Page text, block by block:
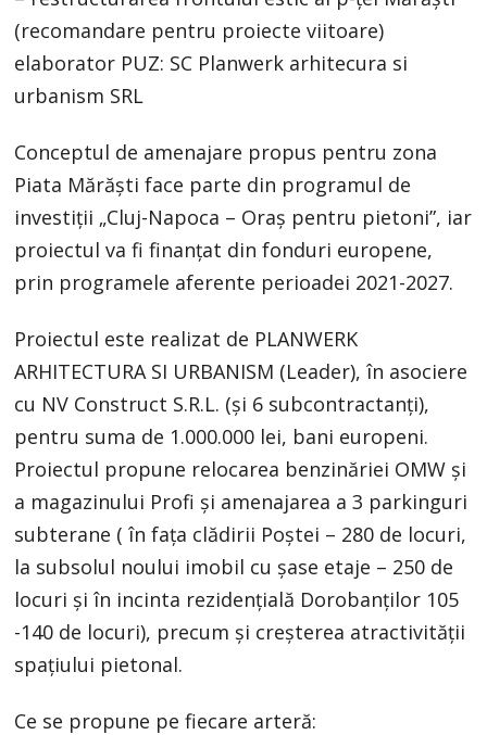
(recomandare pentru proiecte viitoare)
elaborator PUZ: SC Planwerk arhitecura si
urbanism SRL
Conceptul de amenajare propus pentru zona
Piata Mărăști face parte din programul de
investiții „Cluj-Napoca – Oraș pentru pietoni”, iar
proiectul va fi finanțat din fonduri europene,
prin programele aferente perioadei 2021-2027.
Proiectul este realizat de PLANWERK
ARHITECTURA SI URBANISM (Leader), în asociere
cu NV Construct S.R.L. (şi 6 subcontractanţi),
pentru suma de 1.000.000 lei, bani europeni.
Proiectul propune relocarea benzinăriei OMW şi
a magazinului Profi și amenajarea a 3 parkinguri
subterane ( în fața clădirii Poștei – 280 de locuri,
la subsolul noului imobil cu șase etaje – 250 de
locuri și în incinta rezidențială Dorobanților 105
-140 de locuri), precum și creșterea atractivității
spațiului pietonal.
Ce se propune pe fiecare arteră: